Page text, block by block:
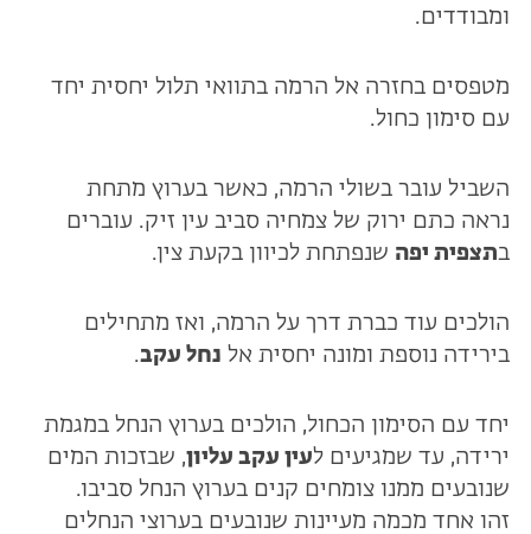
ומבודדים.
מטפסים בחזרה אל הרמה בתוואי תלול יחסית יחד
עם סימון כחול.
השביל עובר בשולי הרמה, כאשר בערוץ מתחת
נראה כתם ירוק של צמחיה סביב עין זיק. עוברים
בתצפית יפה שנפתחת לכיוון בקעת צין.
הולכים עוד כברת דרך על הרמה, ואז מתחילים
בירידה נוספת ומונה יחסית אל נחל עקב.
יחד עם הסימון הכחול, הולכים בערוץ הנחל במגמת
ירידה, עד שמגיעים לעין עקב עליון, שבזכות המים
שנובעים ממנו צומחים קנים בערוץ הנחל סביבו.
זהו אחד מכמה מעיינות שנובעים בערוצי הנחלים